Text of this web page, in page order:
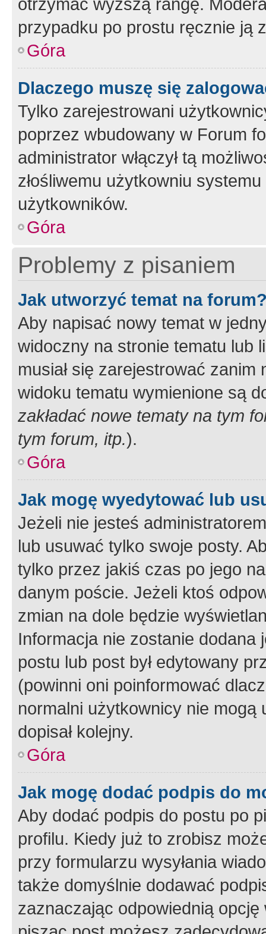
przypadku po prostu ręcznie ją
Góra
Dlaczego muszę się
Tylko zarejestrowani
poprzez wbudowany w Forum
administrator włączył tą
złośliwemu użytkowniu
użytkowników.
Góra
Problemy z pisaniem
Jak utworzyć temat na
Aby napisać nowy temat w
widoczny na stronie tematu lub
musiał się zarejestrować
widoku tematu wymienione są
zakładać nowe tematy na tym
tym forum, itp.).
Góra
Jak mogę wyedytować lub
Jeżeli nie jesteś
lub usuwać tylko swoje posty.
tylko przez jakiś czas po jego
danym poście. Jeżeli ktoś
zmian na dole będzie
Informacja nie zostanie dodana
postu lub post był edytowany
(powinni oni poinformować
normalni użytkownicy nie
dopisał kolejny.
Góra
Jak mogę dodać podpis do
Aby dodać podpis do postu po
profilu. Kiedy już to zrobisz
przy formularzu wysyłania
także domyślnie dodawać
zaznaczając odpowiednią